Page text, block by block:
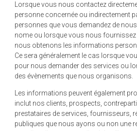
Lorsque vous nous contactez
personne concernée ou indirectement
personnes que vous demandez de
nome ou lorsque vous nous
nous obtenons les informations
Ce sera généralement le cas lorsque
pour nous demander des services ou
des évènements que nous organisons.
Les informations peuvent également
inclut nos clients, prospects,
prestataires de services, fournisseurs,
publiques que nous ayons ou non une